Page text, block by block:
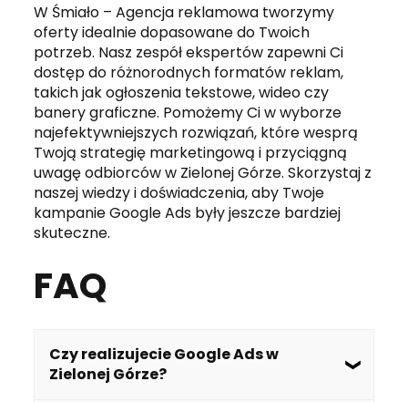
W Śmiało – Agencja reklamowa tworzymy
oferty idealnie dopasowane do Twoich
potrzeb. Nasz zespół ekspertów zapewni Ci
dostęp do różnorodnych formatów reklam,
takich jak ogłoszenia tekstowe, wideo czy
banery graficzne. Pomożemy Ci w wyborze
najefektywniejszych rozwiązań, które wesprą
Twoją strategię marketingową i przyciągną
uwagę odbiorców w Zielonej Górze. Skorzystaj z
naszej wiedzy i doświadczenia, aby Twoje
kampanie Google Ads były jeszcze bardziej
skuteczne.
FAQ
Czy realizujecie Google Ads w
Zielonej Górze?